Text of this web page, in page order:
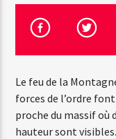
Artiste
Emission en cours
Web-
07:00
Le feu de la
forces de l’ordre
proche du massif où
hauteur sont visibles.